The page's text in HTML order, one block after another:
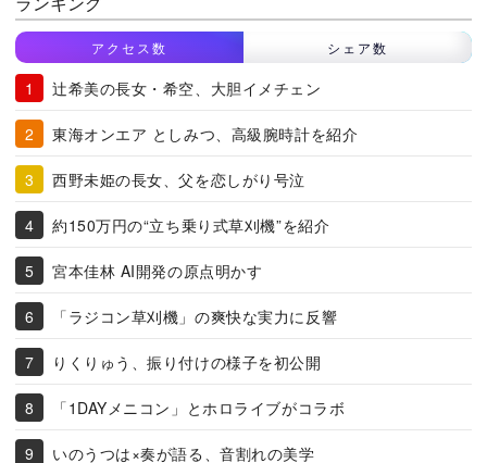
アクセス数 シェア数
辻希美の長女・希空、大胆イメチェン
東海オンエア としみつ、高級腕時計を紹介
西野未姫の長女、父を恋しがり号泣
約150万円の“立ち乗り式草刈機”を紹介
宮本佳林 AI開発の原点明かす
「ラジコン草刈機」の爽快な実力に反響
りくりゅう、振り付けの様子を初公開
「1DAYメニコン」とホロライブがコラボ
いのうつは×奏が語る、音割れの美学